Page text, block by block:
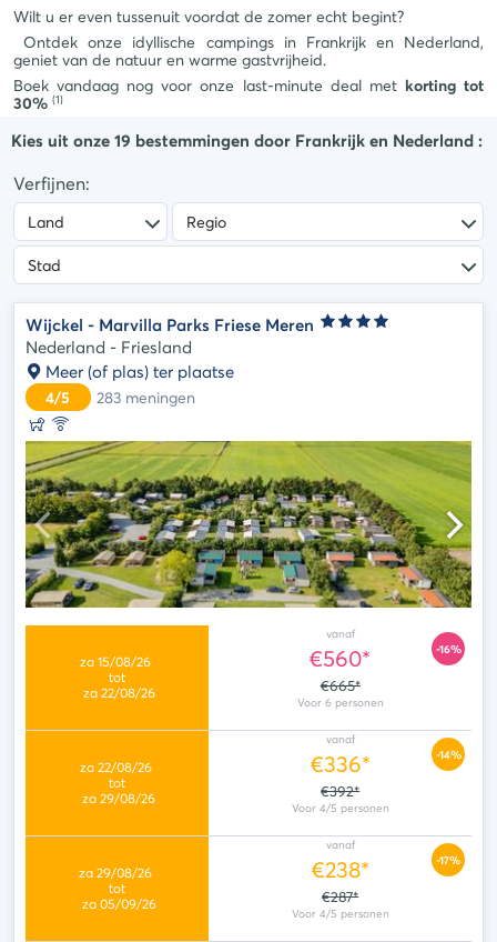
Cocoon
stijl
Life
stijl
De
Select
stijl
Annuleringsverzekering
Betaling
in
termijnen
Wilt u er even tussenuit voordat de zomer echt begint?
Ontdek onze idyllische campings in Frankrijk en Nederland,
geniet van de natuur en warme gastvrijheid.
Boek vandaag nog voor onze last-minute deal met korting tot
30% (1)
Kies uit onze 19 bestemmingen door Frankrijk en Nederland :
Verfijnen:
Wijckel - Marvilla Parks Friese Meren
Nederland - Friesland
Meer (of plas) ter plaatse
4/5 283meningen
-16%
vanaf
€560*
€665*
-14%
vanaf
€336*
€392*
-17%
vanaf
€238*
€287*